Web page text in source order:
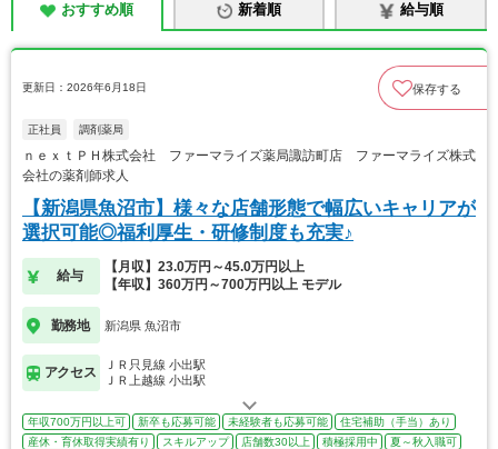
おすすめ順 新着順 給与順
更新日：2026年6月18日 保存する
正社員 調剤薬局
ｎｅｘｔＰＨ株式会社 ファーマライズ薬局諏訪町店 ファーマライズ株式
会社の薬剤師求人
【新潟県魚沼市】様々な店舗形態で幅広いキャリアが
選択可能◎福利厚生・研修制度も充実♪
給与
【月収】23.0万円～45.0万円以上
【年収】360万円～700万円以上 モデル
勤務地 新潟県 魚沼市
アクセス
ＪＲ只見線 小出駅
ＪＲ上越線 小出駅
年収700万円以上可 新卒も応募可能 未経験者も応募可能
住宅補助（手当）あり
産休・育休取得実績有り
スキルアップ 店舗数30以上 積極採用中
夏～秋入職可